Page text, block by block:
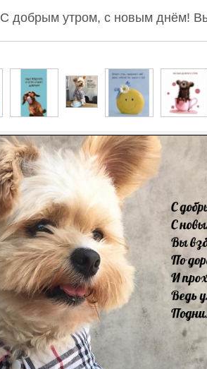
С добрым утром, с новым днём!